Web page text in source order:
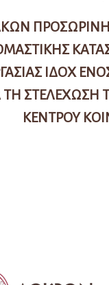
ΙΔΟΧ
ΤΗ
ΚΕΝΤΡΟΥ